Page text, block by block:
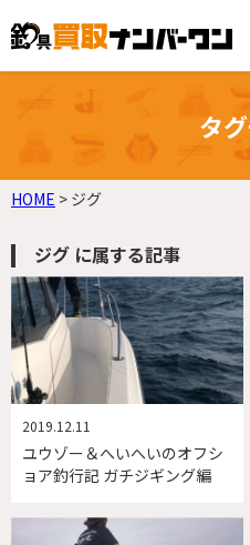
タ
HOME > ジグ
ジグ に属する記事
ユウゾー＆へいへいのオフシ
ョア釣行記 ガチジギング編
2019.12.11